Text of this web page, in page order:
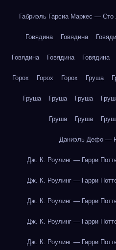
Габриэль Гарсиа Маркес — Сто
Говядина Говядина
Говядина Говядина Говядина
Горох Горох Горох Груша
Груша Груша Груша
Груша Груша
Даниэль Дефо —
Дж. К. Роулинг — Гарри
Дж. К. Роулинг — Гарри
Дж. К. Роулинг — Гарри
Дж. К. Роулинг — Гарри
Дж. К. Роулинг — Гарри